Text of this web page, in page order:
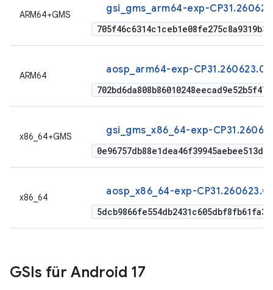
ARM64+GMS gsi_gms_arm64-exp-
ARM64 aosp_arm64-exp-
x86_64+GMS gsi_gms_x86_64-exp-
x86_64 aosp_x86_64-exp-
GSIs für Android 17